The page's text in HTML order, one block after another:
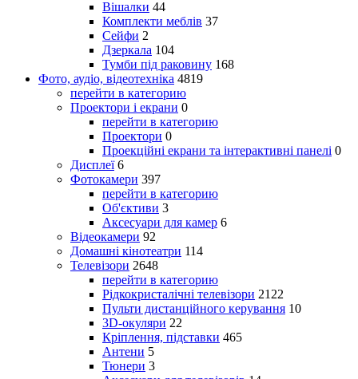
Вішалки 44
Комплекти меблів 37
Сейфи 2
Дзеркала 104
Тумби під раковину 168
Фото, аудіо, відеотехніка 4819
перейти в категорию
Проектори і екрани 0
перейти в категорию
Проектори 0
Проекційні екрани та інтерактивні панелі 0
Дисплеї 6
Фотокамери 397
перейти в категорию
Об'єктиви 3
Аксесуари для камер 6
Відеокамери 92
Домашні кінотеатри 114
Телевізори 2648
перейти в категорию
Рідкокристалічні телевізори 2122
Пульти дистанційного керування 10
3D-окуляри 22
Кріплення, підставки 465
Антени 5
Тюнери 3